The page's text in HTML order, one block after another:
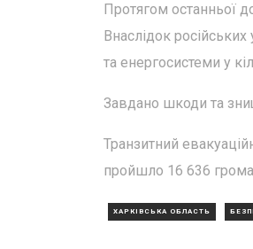
Протягом останньої
Внаслідок
та енергосистеми у
Завдано шкоди та
Транзитний
пройшло 16 636
ХАРКІВСЬКА ОБЛАСТЬ